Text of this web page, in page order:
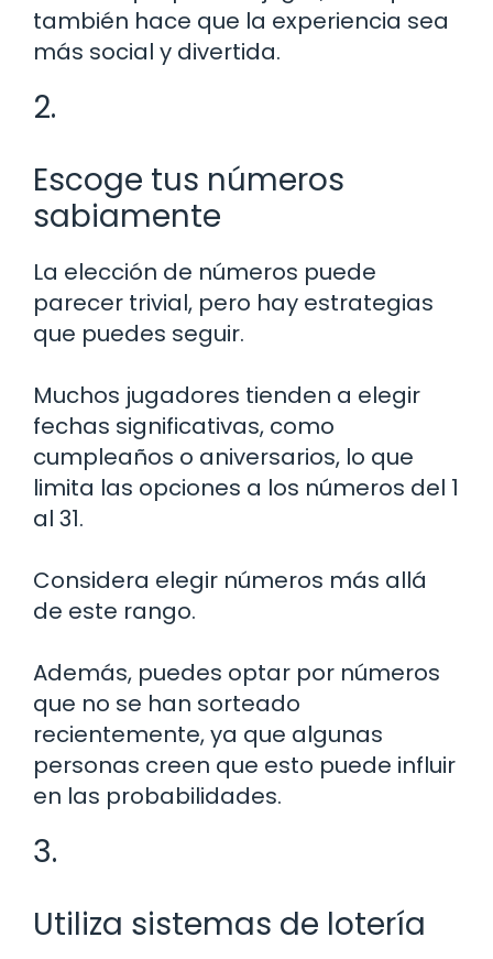
también hace que la experiencia sea
más social y divertida.
2.
Escoge tus números
sabiamente
La elección de números puede
parecer trivial, pero hay estrategias
que puedes seguir.
Muchos jugadores tienden a elegir
fechas significativas, como
cumpleaños o aniversarios, lo que
limita las opciones a los números del 1
al 31.
Considera elegir números más allá
de este rango.
Además, puedes optar por números
que no se han sorteado
recientemente, ya que algunas
personas creen que esto puede influir
en las probabilidades.
3.
Utiliza sistemas de lotería